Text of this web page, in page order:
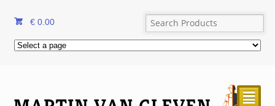
€ 0.00
²